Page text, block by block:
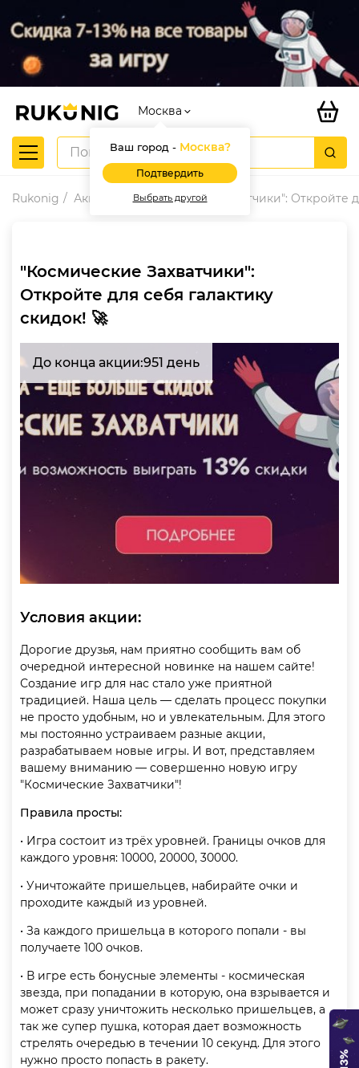
Москва
Ваш город - Москва?
Подтвердить
Выбрать другой
Rukonig Акции "Космические Захватчики": Откройте
"Космические Захватчики":
Откройте для себя галактику
скидок! 🚀
До конца акции:951 день
Условия акции:
Дорогие друзья, нам приятно сообщить вам об
очередной интересной новинке на нашем сайте!
Создание игр для нас стало уже приятной
традицией. Наша цель — сделать процесс покупки
не просто удобным, но и увлекательным. Для этого
мы постоянно устраиваем разные акции,
разрабатываем новые игры. И вот, представляем
вашему вниманию — совершенно новую игру
"Космические Захватчики"!
Правила просты:
• Игра состоит из трёх уровней. Границы очков для
каждого уровня: 10000, 20000, 30000.
• Уничтожайте пришельцев, набирайте очки и
проходите каждый из уровней.
• За каждого пришельца в которого попали - вы
получаете 100 очков.
• В игре есть бонусные элементы - космическая
звезда, при попадании в которую, она взрывается и
может сразу уничтожить несколько пришельцев, а
так же супер пушка, которая дает возможность
стрелять очередью в течении 10 секунд. Для этого
нужно просто попасть в ракету.